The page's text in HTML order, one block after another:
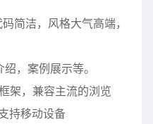
简洁，风格大气高端，
，案例展示等。
架，兼容主流的浏览
持移动设备